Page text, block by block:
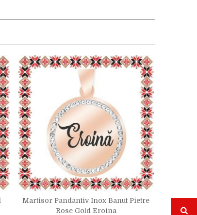
Martisor Pandantiv Inox Banut Pietre
Rose Gold Eroina